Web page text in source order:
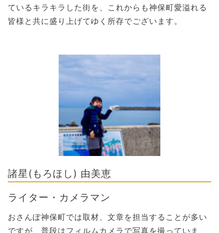
ているキラキラした街を、これからも神保町愛溢れる
皆様と共に盛り上げてゆく所存でございます。
諸星(もろほし) 由美恵
ライター・カメラマン
おさんぽ神保町では取材、文章を担当することが多い
ですが、普段はフィルムカメラで写真を撮っていま